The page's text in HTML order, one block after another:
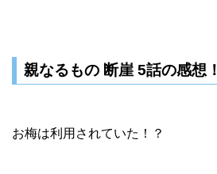
親なるもの 断崖 5話の感想！
お梅は利用されていた！？